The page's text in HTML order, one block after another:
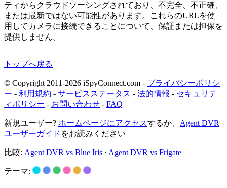
ティからクラウドソーシングされており、不完全、不正確、
または最新ではない可能性があります。これらのURLを使
用してカメラに接続できることについて、保証または担保を
提供しません。
トップへ戻る
© Copyright 2011-2026 iSpyConnect.com - プライバシーポリシ
ー - 利用規約 - サービスステータス - 法的情報 - セキュリテ
ィポリシー - お問い合わせ - FAQ
新規ユーザー? ホームページにアクセスするか、 Agent DVR
ユーザーガイド をお読みください
比較: Agent DVR vs Blue Iris · Agent DVR vs Frigate
テーマ: